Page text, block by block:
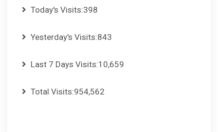
Today's Visits:398
Yesterday's Visits:843
Last 7 Days Visits:10,659
Total Visits:954,562